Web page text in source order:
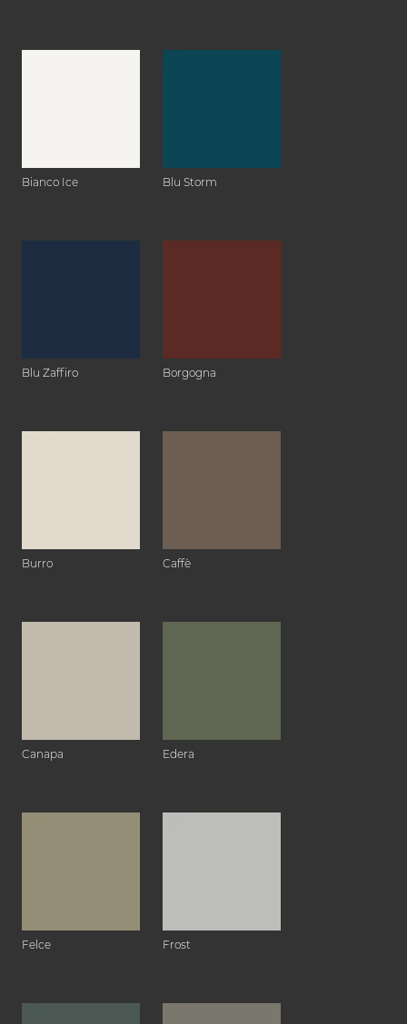
Bianco Ice Blu Storm
Blu Zaffiro Borgogna
Burro Caffè
Canapa Edera
Felce Frost